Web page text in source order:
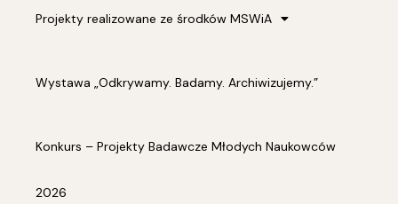
Projekty realizowane ze środków MSWiA
Wystawa „Odkrywamy. Badamy. Archiwizujemy.”
Konkurs – Projekty Badawcze Młodych Naukowców
2026